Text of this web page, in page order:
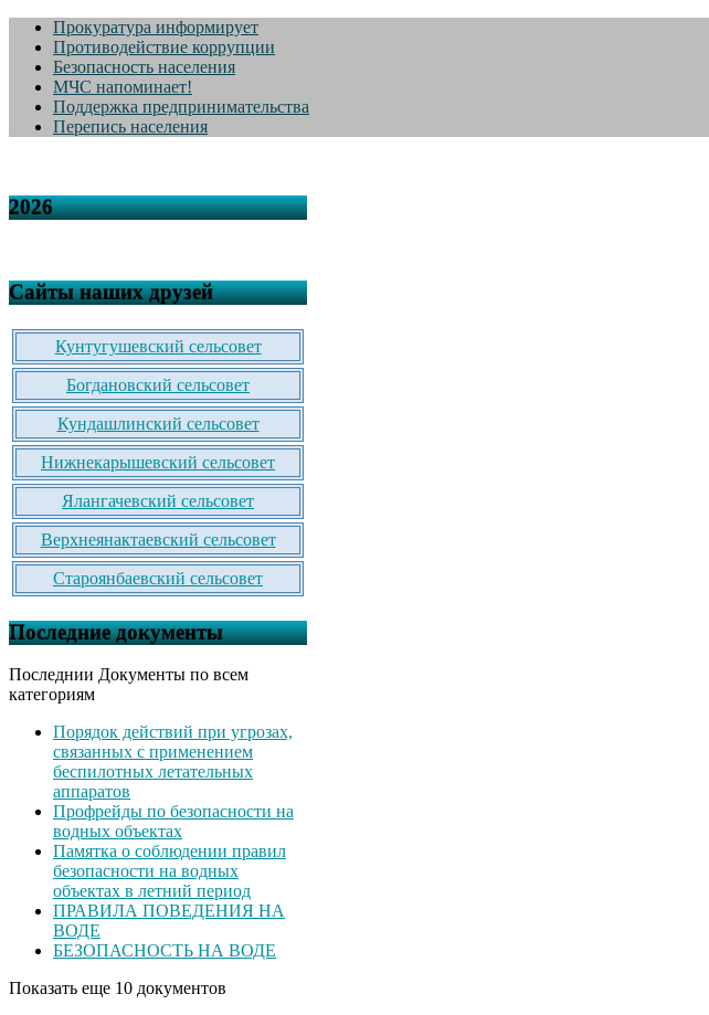
Прокуратура информирует
Противодействие коррупции
Безопасность населения
МЧС напоминает!
Поддержка предпринимательства
Перепись населения
2026
Сайты наших друзей
Кунтугушевский сельсовет
Богдановский сельсовет
Кундашлинский сельсовет
Нижнекарышевский сельсовет
Ялангачевский сельсовет
Верхнеянактаевский сельсовет
Староянбаевский сельсовет
Последние документы
Последнии Документы по всем
категориям
Порядок действий при угрозах,
связанных с применением
беспилотных летательных
аппаратов
Профрейды по безопасности на
водных объектах
Памятка о соблюдении правил
безопасности на водных
объектах в летний период
ПРАВИЛА ПОВЕДЕНИЯ НА
ВОДЕ
БЕЗОПАСНОСТЬ НА ВОДЕ
Показать еще 10 документов